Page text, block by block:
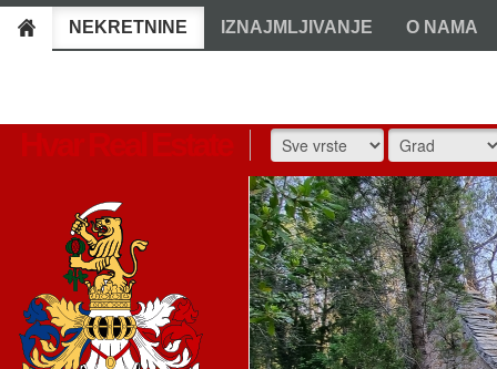
NEKRETNINE IZNAJMLJIVANJE O NAMA